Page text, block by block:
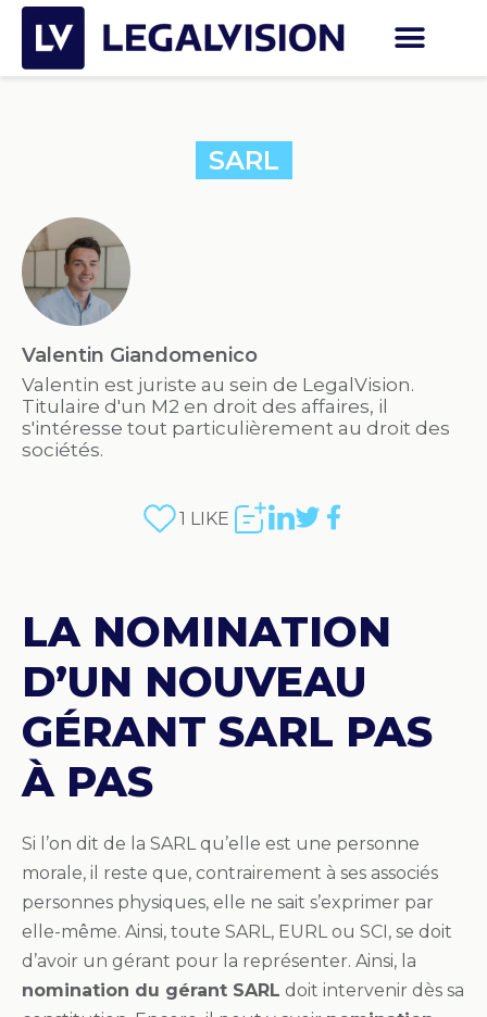
SARL
Valentin Giandomenico
Valentin est juriste au sein de LegalVision.
Titulaire d'un M2 en droit des affaires, il
s'intéresse tout particulièrement au droit des
sociétés.
1 LIKE
LA NOMINATION
D’UN NOUVEAU
GÉRANT SARL PAS
À PAS
Si l’on dit de la SARL qu’elle est une personne
morale, il reste que, contrairement à ses associés
personnes physiques, elle ne sait s’exprimer par
elle-même. Ainsi, toute SARL, EURL ou SCI, se doit
d’avoir un gérant pour la représenter. Ainsi, la
nomination du gérant SARL doit intervenir dès sa